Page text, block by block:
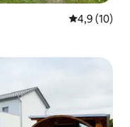
4,9 de uma
4,9 (10)